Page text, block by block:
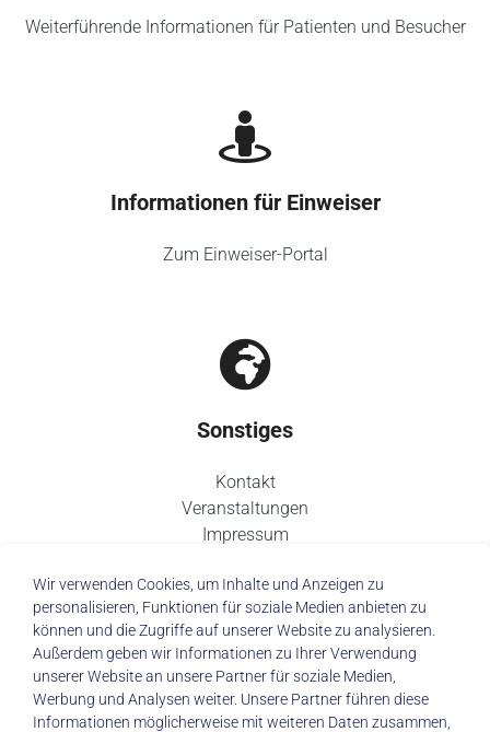
Weiterführende Informationen für Patienten und Besucher
Informationen für Einweiser
Zum Einweiser-Portal
Sonstiges
Kontakt
Veranstaltungen
Impressum
© 2026 Städtisches Klinikum Dresden
Wir verwenden Cookies, um Inhalte und Anzeigen zu
personalisieren, Funktionen für soziale Medien anbieten zu
können und die Zugriffe auf unserer Website zu analysieren.
Außerdem geben wir Informationen zu Ihrer Verwendung
unserer Website an unsere Partner für soziale Medien,
Werbung und Analysen weiter. Unsere Partner führen diese
Informationen möglicherweise mit weiteren Daten zusammen,